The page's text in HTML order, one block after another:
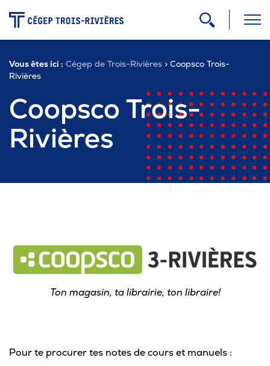
Programmes
Admission
Carrière
Pour les entreprises
Le cégep
Vous êtes ici : Cégep de Trois-Rivières > Coopsco Trois-
Rivières
Coopsco Trois-
Rivières
Ton magasin, ta librairie, ton libraire!
Pour te procurer tes notes de cours et manuels :